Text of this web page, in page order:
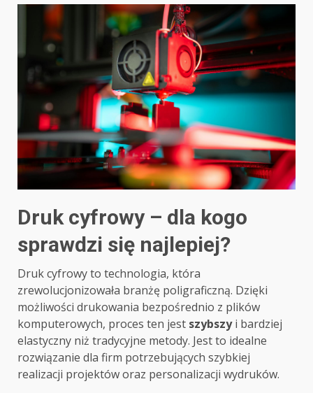
Druk cyfrowy – dla kogo
sprawdzi się najlepiej?
Druk cyfrowy to technologia, która
zrewolucjonizowała branżę poligraficzną. Dzięki
możliwości drukowania bezpośrednio z plików
komputerowych, proces ten jest szybszyi bardziej
elastyczny niż tradycyjne metody. Jest to idealne
rozwiązanie dla firm potrzebujących szybkiej
realizacji projektów oraz personalizacji wydruków.